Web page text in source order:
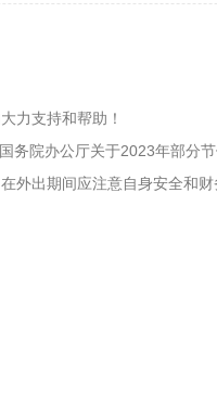
支持和帮助！
务院办公厅关于2023年部分
外出期间应注意自身安全和